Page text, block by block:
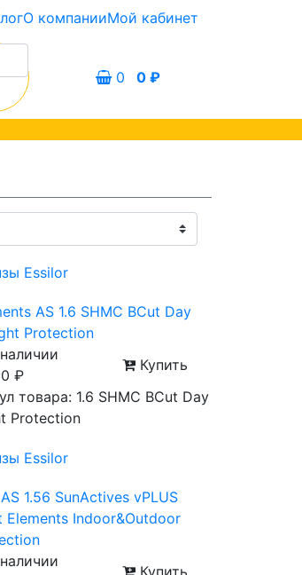
О компанииМой кабинет
0 0 ₽
AS 1.6 SHMC BCut Day
Protection
₽
Купить
товара: 1.6 SHMC BCut Day
Protection
1.56 SunActives vPLUS
Elements Indoor&Outdoor